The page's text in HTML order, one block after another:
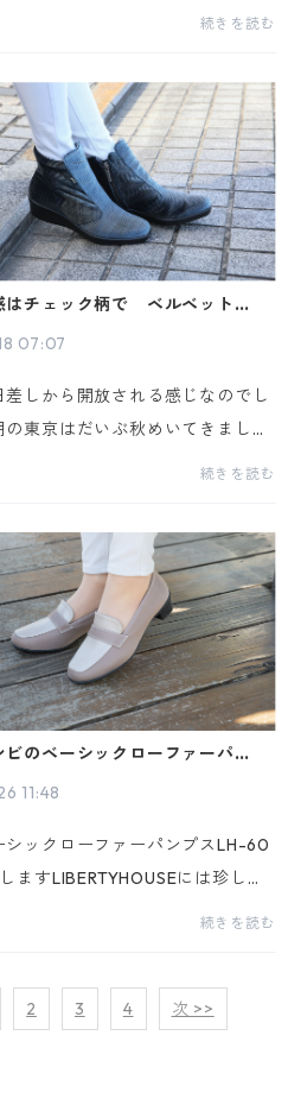
ましたのでお問い合わせ件数
＝1位：バックストレッチハーフ...
続きを読む
はチェック柄で ベルベットショ
07:07
差しから開放される感じなのでし
の東京はだいぶ秋めいてきました
にはぴったりのチェック柄で ベ
ットチェック柄ショートブーツ...
続きを読む
のベーシックローファーパンプ
11:48
シックローファーパンプスLH-60
ますLIBERTYHOUSEには珍しい
ビネーションスタイルのシューズ
続きを読む
2 3 4 次 >>